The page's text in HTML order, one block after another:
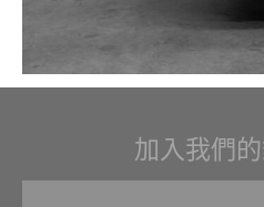
加入我們